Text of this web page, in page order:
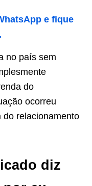
e fique
no país sem
do
ocorreu
do relacionamento
diz